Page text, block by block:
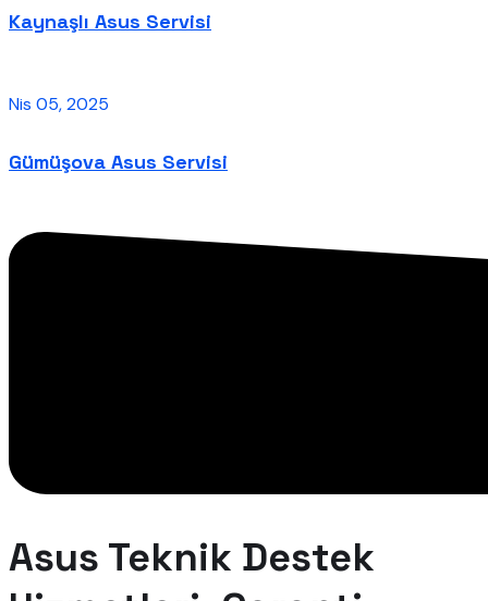
Kaynaşlı Asus Servisi
Nis 05, 2025
Gümüşova Asus Servisi
Asus Teknik Destek